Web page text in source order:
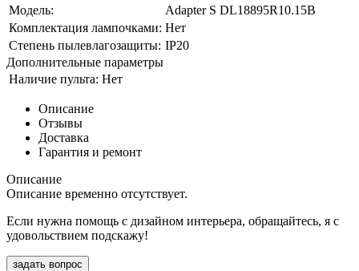
Модель:
Adapter S DL18895R10.15B
Комплектация лампочками: Нет
Степень пылевлагозащиты: IP20
Дополнительные параметры
Наличие пульта: Нет
Описание
Отзывы
Доставка
Гарантия и ремонт
Описание
Описание временно отсутствует.
Если нужна помощь с дизайном интерьера, обращайтесь, я с
удовольствием подскажу!
задать вопрос